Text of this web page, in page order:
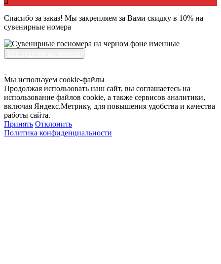
Спасибо за заказ! Мы закрепляем за Вами скидку в 10% на
сувенирные номера
Мы используем cookie-файлы
Продолжая использовать наш сайт, вы соглашаетесь на
использование файлов cookie, а также сервисов аналитики,
включая Яндекс.Метрику, для повышения удобства и качества
работы сайта.
Принять Отклонить
Политика конфиденциальности